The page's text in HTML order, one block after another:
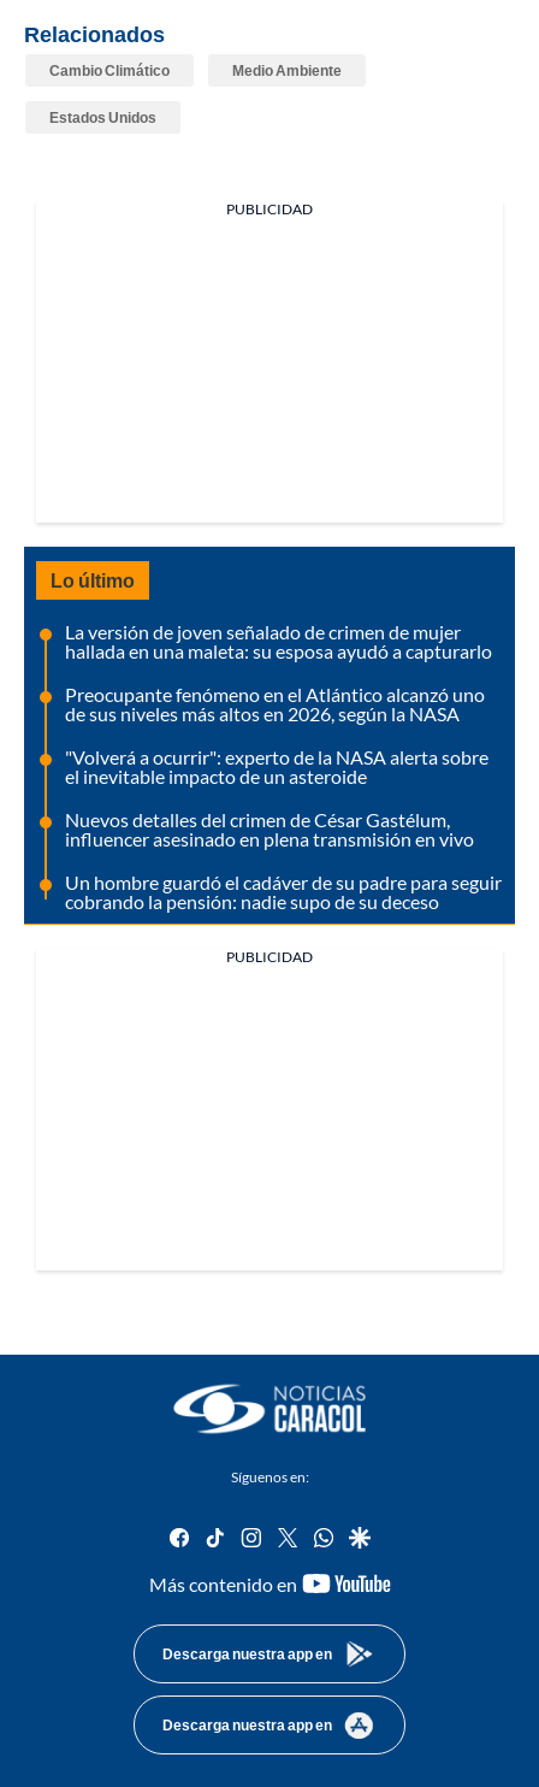
Relacionados
Cambio Climático Medio Ambiente
Estados Unidos
PUBLICIDAD
Lo último
La versión de joven señalado de crimen de mujer
hallada en una maleta: su esposa ayudó a capturarlo
Preocupante fenómeno en el Atlántico alcanzó uno
de sus niveles más altos en 2026, según la NASA
"Volverá a ocurrir": experto de la NASA alerta sobre
el inevitable impacto de un asteroide
Nuevos detalles del crimen de César Gastélum,
influencer asesinado en plena transmisión en vivo
Un hombre guardó el cadáver de su padre para seguir
cobrando la pensión: nadie supo de su deceso
PUBLICIDAD
Síguenos en:
facebook
tiktok instagram
twitterwhatsapp
google
Más contenido en
youtube-
Descarga nuestra app en
Descarga nuestra app en